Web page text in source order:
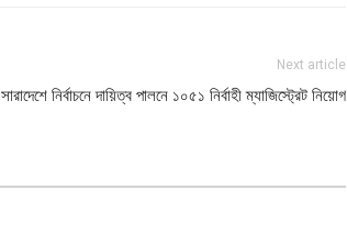
Next article
সারাদেশে নির্বাচনে দায়িত্ব পালনে ১০৫১ নির্বাহী ম্যাজিস্ট্রেট নিয়োগ